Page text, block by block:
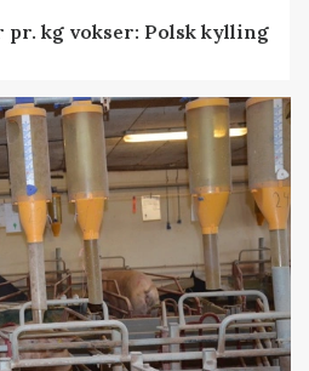
pr. kg vokser: Polsk kylling